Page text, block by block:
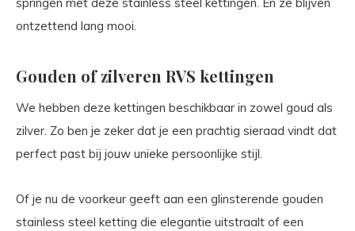
ontzettend lang mooi.
Gouden of zilveren RVS kettingen
We hebben deze kettingen beschikbaar in zowel goud als
zilver. Zo ben je zeker dat je een prachtig sieraad vindt dat
perfect past bij jouw unieke persoonlijke stijl.
Of je nu de voorkeur geeft aan een glinsterende gouden
stainless steel ketting die elegantie uitstraalt of een